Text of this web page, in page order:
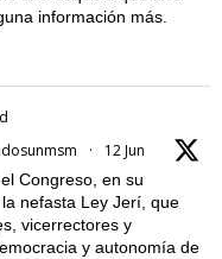
información más.
· 12 Jun
Congreso, en su
nefasta Ley Jerí, que
vicerrectores y
y autonomía de